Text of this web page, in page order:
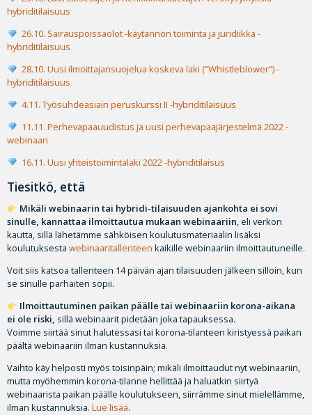
hybriditilaisuus
26.10. Sairauspoissaolot -käytännön toiminta ja juridiikka -
hybriditilaisuus
28.10. Uusi ilmoittajansuojelua koskeva laki (”Whistleblower”) -
hybriditilaisuus
4.11. Työsuhdeasiain peruskurssi II -hybriditilaisuus
11.11. Perhevapaauudistus ja uusi perhevapaajärjestelmä 2022 -
webinaari
16.11. Uusi yhteistoimintalaki 2022 -hybriditilaisus
Tiesitkö, että
Mikäli webinaarin tai hybridi-tilaisuuden ajankohta ei sovi
sinulle, kannattaa ilmoittautua mukaan webinaariin, eli verkon
kautta, sillä lähetämme sähköisen koulutusmateriaalin lisäksi
koulutuksesta webinaaritallenteen kaikille webinaariin ilmoittautuneille.
Voit siis katsoa tallenteen 14 päivän ajan tilaisuuden jälkeen silloin, kun
se sinulle parhaiten sopii.
Ilmoittautuminen paikan päälle tai webinaariin korona-aikana
ei ole riski, sillä webinaarit pidetään joka tapauksessa.
Voimme siirtää sinut halutessasi tai korona-tilanteen kiristyessä paikan
päältä webinaariin ilman kustannuksia.
Vaihto käy helposti myös toisinpäin; mikäli ilmoittaudut nyt webinaariin,
mutta myöhemmin korona-tilanne hellittää ja haluatkin siirtyä
webinaarista paikan päälle koulutukseen, siirrämme sinut mielellämme,
ilman kustannuksia. Lue lisää.